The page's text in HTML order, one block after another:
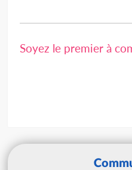
Soyez le premier à